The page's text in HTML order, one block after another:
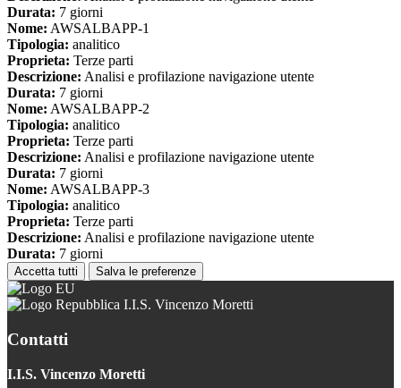
Durata: 7 giorni
Nome: AWSALBAPP-1
Tipologia: analitico
Proprieta: Terze parti
Descrizione: Analisi e profilazione navigazione utente
Durata: 7 giorni
Nome: AWSALBAPP-2
Tipologia: analitico
Proprieta: Terze parti
Descrizione: Analisi e profilazione navigazione utente
Durata: 7 giorni
Nome: AWSALBAPP-3
Tipologia: analitico
Proprieta: Terze parti
Descrizione: Analisi e profilazione navigazione utente
Durata: 7 giorni
Accetta tutti Salva le preferenze
I.I.S. Vincenzo Moretti
Contatti
I.I.S. Vincenzo Moretti